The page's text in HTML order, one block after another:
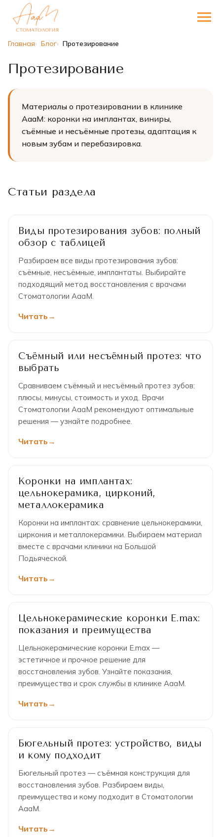
Главная Блог Протезирование
Протезирование
Материалы о протезировании в клинике
АааМ: коронки на имплантах, виниры,
съёмные и несъёмные протезы, адаптация к
новым зубам и перебазировка.
Статьи раздела
Виды протезирования зубов: полный
обзор с таблицей
Разбираем все виды протезирования зубов:
съёмные, несъёмные, имплантаты. Выбирайте
подходящий метод восстановления с врачами
Стоматологии АааМ.
Читать
Съёмный или несъёмный протез: что
выбрать
Сравниваем съёмный и несъёмный протез зубов:
плюсы, минусы, стоимость и уход. Врачи
Стоматологии АааМ рекомендуют оптимальные
решения — узнайте подробнее.
Читать
Коронки на имплантах:
цельнокерамика, цирконий,
металлокерамика
Коронки на имплантах: сравнение цельнокерамики,
циркония и металлокерамики. Выбираем материал
вместе с врачами клиники на Большой
Подьяческой.
Читать
Цельнокерамические коронки E.max:
показания и преимущества
Цельнокерамические коронки E.max —
эстетичное и прочное решение для
восстановления зубов. Узнайте показания,
преимущества и срок службы в клинике АааМ.
Читать
Бюгельный протез: устройство, виды
и кому подходит
Бюгельный протез — съёмная конструкция для
восстановления зубов. Разбираем виды,
преимущества и кому подходит в Стоматологии
АааМ.
Читать